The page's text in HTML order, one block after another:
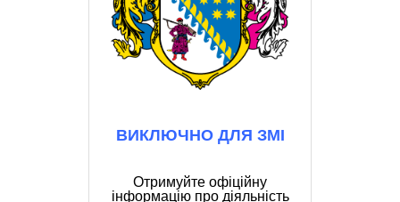
ВИКЛЮЧНО ДЛЯ ЗМІ
Отримуйте офіційну
інформацію про діяльність